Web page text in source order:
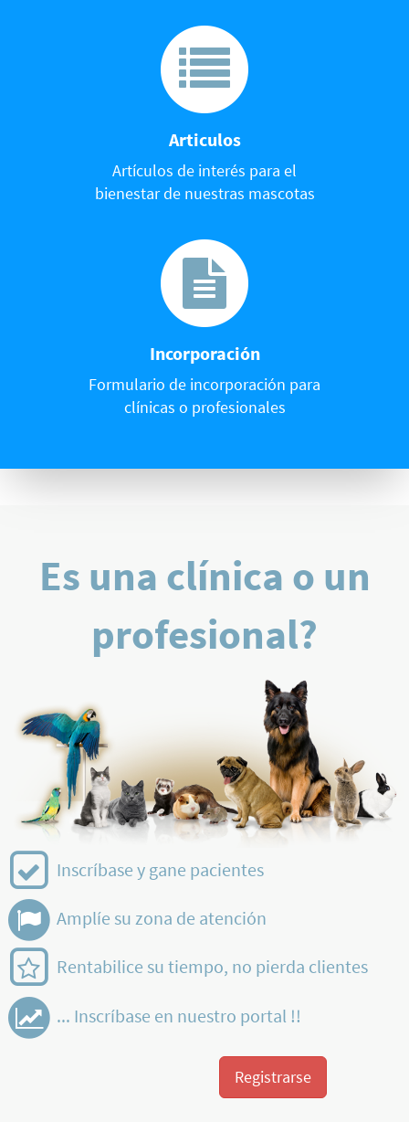
Articulos
Artículos de interés para el
bienestar de nuestras mascotas
Incorporación
Formulario de incorporación para
clínicas o profesionales
Es una clínica o un
profesional?
Inscríbase y gane pacientes
Amplíe su zona de atención
Rentabilice su tiempo, no pierda clientes
... Inscríbase en nuestro portal !!
Registrarse